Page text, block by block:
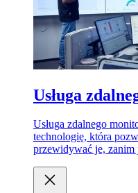
Usługa
Usługa zdalnego
technologię, która
przewidywać je, zanim